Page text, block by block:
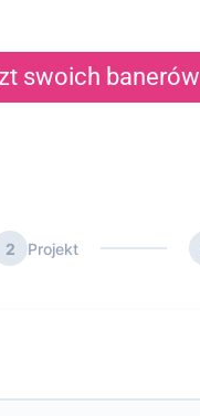
swoich banerów
2 Projekt